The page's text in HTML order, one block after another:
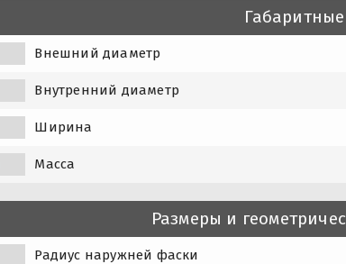
Внешний диаметр
Внутренний диаметр
Ширина
Масса
Размеры и
Радиус наружней фаски